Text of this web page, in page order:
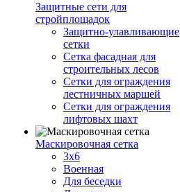
Защитные сети для
стройплощадок
Защитно-улавливающие
сетки
Сетка фасадная для
строительных лесов
Сетки для ограждения
лестничных маршей
Сетки для ограждения
лифтовых шахт
Маскировочная сетка
3х6
Военная
Для беседки